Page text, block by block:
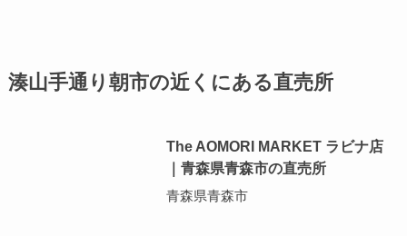
湊山手通り朝市の近くにある直売所
The AOMORI MARKET ラビナ店
｜青森県青森市の直売所
青森県青森市